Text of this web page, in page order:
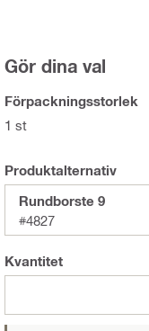
Gör dina val
Förpackningsstorlek
1 st
Produktalternativ
Rundborste 9
#4827
Kvantitet